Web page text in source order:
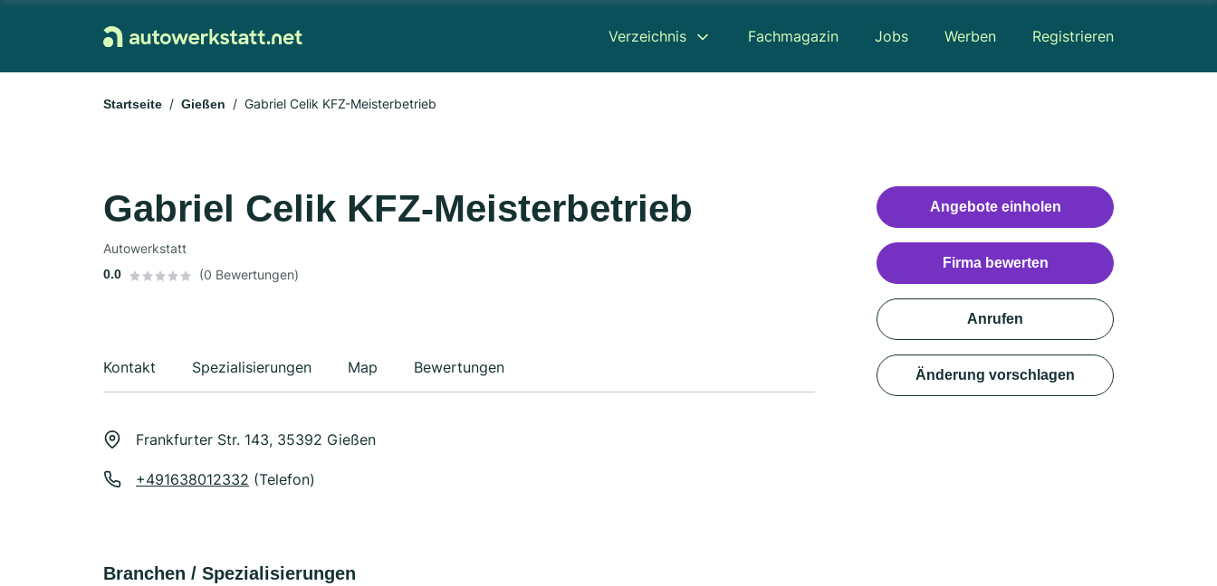
Verzeichnis Fachmagazin Jobs Werben Registrieren
Startseite Gießen Gabriel Celik KFZ-Meisterbetrieb
Gabriel Celik KFZ-Meisterbetrieb
Autowerkstatt
0.0 (0 Bewertungen)
Kontakt Spezialisierungen Map Bewertungen
Frankfurter Str. 143, 35392 Gießen
+491638012332 (Telefon)
Branchen / Spezialisierungen
Angebote einholen
Firma bewerten
Anrufen
Änderung vorschlagen